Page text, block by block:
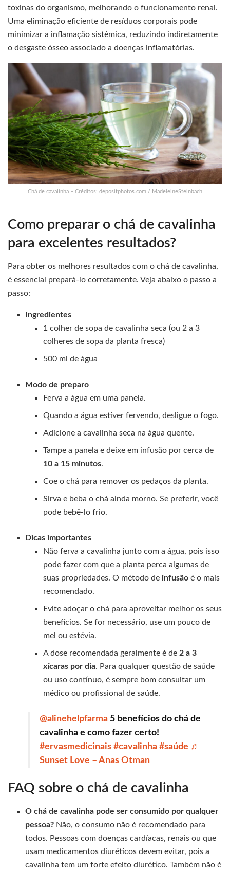
toxinas do organismo, melhorando o funcionamento renal.
Uma eliminação eficiente de resíduos corporais pode
minimizar a inflamação sistêmica, reduzindo indiretamente
o desgaste ósseo associado a doenças inflamatórias.
Chá de cavalinha – Créditos: depositphotos.com / MadeleineSteinbach
Como preparar o chá de cavalinha
para excelentes resultados?
Para obter os melhores resultados com o chá de cavalinha,
é essencial prepará-lo corretamente. Veja abaixo o passo a
passo:
Ingredientes
1 colher de sopa de cavalinha seca (ou 2 a 3
colheres de sopa da planta fresca)
500 ml de água
Modo de preparo
Ferva a água em uma panela.
Quando a água estiver fervendo, desligue o fogo.
Adicione a cavalinha seca na água quente.
Tampe a panela e deixe em infusão por cerca de
10 a 15 minutos.
Coe o chá para remover os pedaços da planta.
Sirva e beba o chá ainda morno. Se preferir, você
pode bebê-lo frio.
Dicas importantes
Não ferva a cavalinha junto com a água, pois isso
pode fazer com que a planta perca algumas de
suas propriedades. O método de infusãoé o mais
recomendado.
Evite adoçar o chá para aproveitar melhor os seus
benefícios. Se for necessário, use um pouco de
mel ou estévia.
A dose recomendada geralmente é de 2 a 3
xícaras por dia. Para qualquer questão de saúde
ou uso contínuo, é sempre bom consultar um
médico ou profissional de saúde.
@alinehelpfarma 5 benefícios do chá de
cavalinha e como fazer certo!
#ervasmedicinais #cavalinha #saúde ♬
Sunset Love – Anas Otman
FAQ sobre o chá de cavalinha
O chá de cavalinha pode ser consumido por qualquer
pessoa? Não, o consumo não é recomendado para
todos. Pessoas com doenças cardíacas, renais ou que
usam medicamentos diuréticos devem evitar, pois a
cavalinha tem um forte efeito diurético. Também não é